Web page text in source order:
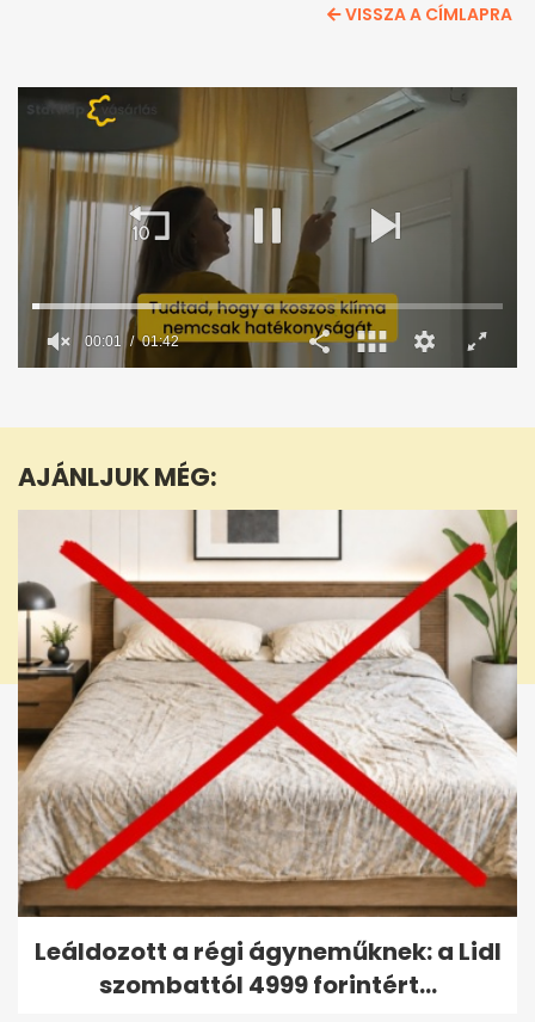
VISSZA A CÍMLAPRA
1
42
seconds
00:02 01:42
AJÁNLJUK MÉG:
Leáldozott a régi ágyneműknek: a Lidl
szombattól 4999 forintért...